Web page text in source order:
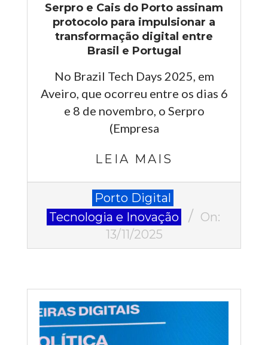
Serpro e Cais do Porto assinam
protocolo para impulsionar a
transformação digital entre
Brasil e Portugal
No Brazil Tech Days 2025, em
Aveiro, que ocorreu entre os dias 6
e 8 de novembro, o Serpro
(Empresa
LEIA MAIS
Porto Digital
Tecnologia e Inovação
On:
13/11/2025